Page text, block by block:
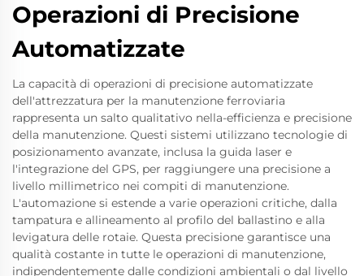
Operazioni di Precisione
Automatizzate
La capacità di operazioni di precisione automatizzate
dell'attrezzatura per la manutenzione ferroviaria
rappresenta un salto qualitativo nella-efficienza e precisione
della manutenzione. Questi sistemi utilizzano tecnologie di
posizionamento avanzate, inclusa la guida laser e
l'integrazione del GPS, per raggiungere una precisione a
livello millimetrico nei compiti di manutenzione.
L'automazione si estende a varie operazioni critiche, dalla
tampatura e allineamento al profilo del ballastino e alla
levigatura delle rotaie. Questa precisione garantisce una
qualità costante in tutte le operazioni di manutenzione,
indipendentemente dalle condizioni ambientali o dal livello